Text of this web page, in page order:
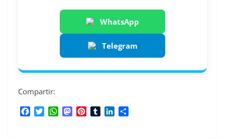
WhatsApp
Telegram
Compartir:
W
M